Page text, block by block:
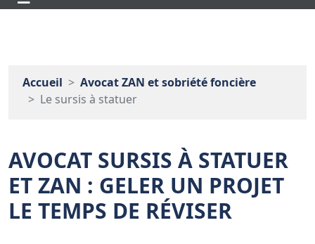
Accueil
Avocat ZAN et sobriété foncière
Le sursis à statuer
AVOCAT SURSIS À STATUER
ET ZAN : GELER UN PROJET
LE TEMPS DE RÉVISER